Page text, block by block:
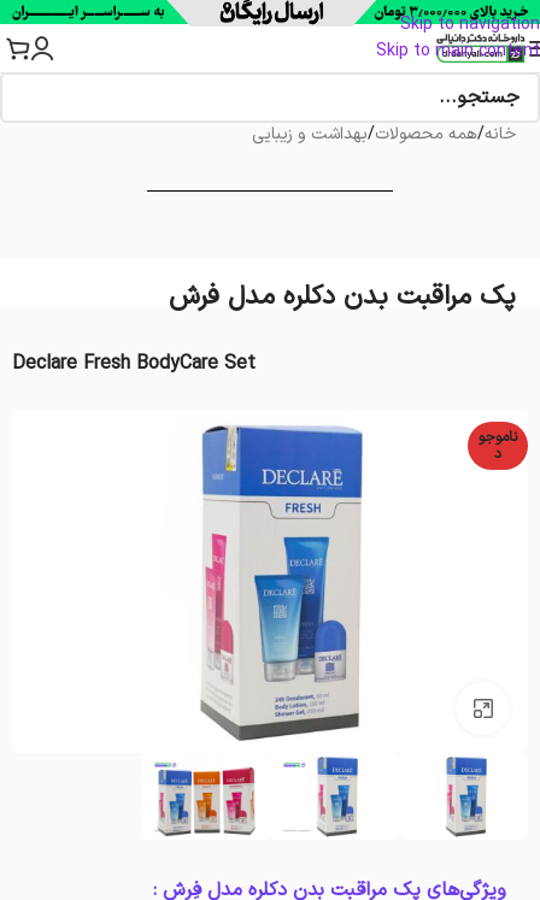
Skip to navigation
Skip to main content
خانه/همه محصولات/بهداشت و زیبایی
پک مراقبت بدن دکلره مدل فرش
Declare Fresh BodyCare Set
ناموجو
د
بزرگنمایی تصویر
ویژگی‌های پک مراقبت بدن دکلره مدل فِرِش :